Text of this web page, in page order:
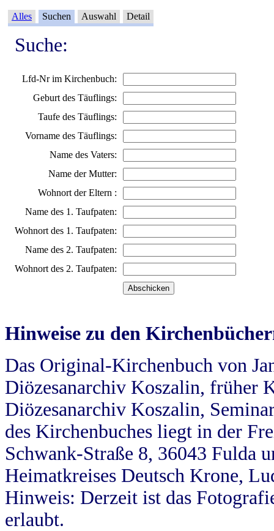
Alles Suchen Auswahl Detail
Suche:
Lfd-Nr im Kirchenbuch:
Geburt des Täuflings:
Taufe des Täuflings:
Vorname des Täuflings:
Name des Vaters:
Name der Mutter:
Wohnort der Eltern :
Name des 1. Taufpaten:
Wohnort des 1. Taufpaten:
Name des 2. Taufpaten:
Wohnort des 2. Taufpaten:
Hinweise zu den
Das Original-Kirchenbuch von
Diözesanarchiv Koszalin, früher
Diözesanarchiv Koszalin,
des Kirchenbuches liegt in der
Schwank-Straße 8, 36043 Fulda
Heimatkreises Deutsch Krone,
Hinweis: Derzeit ist das
erlaubt.